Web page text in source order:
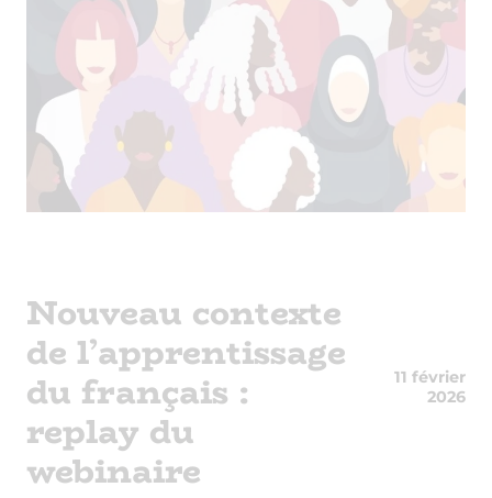
Nouveau contexte
de l’apprentissage
du français :
replay du
webinaire
11 février
2026